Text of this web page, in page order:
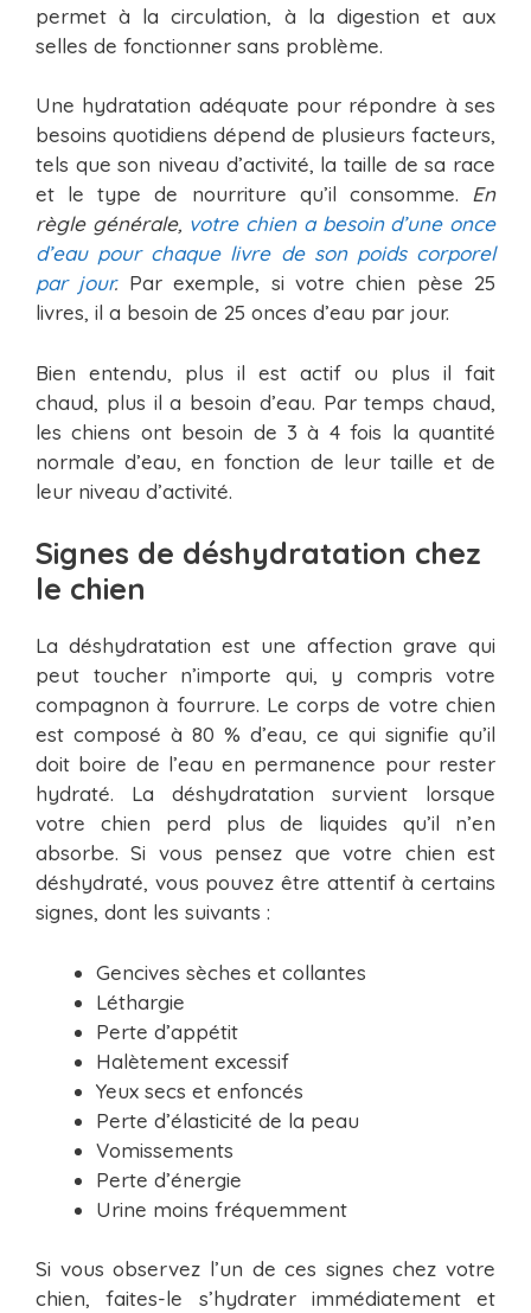
permet à la circulation, à la digestion et aux
selles de fonctionner sans problème.
Une hydratation adéquate pour répondre à ses
besoins quotidiens dépend de plusieurs facteurs,
tels que son niveau d’activité, la taille de sa race
et le type de nourriture qu’il consomme. En
règle générale, votre chien a besoin d’une once
d’eau pour chaque livre de son poids corporel
par jour.Par exemple, si votre chien pèse 25
livres, il a besoin de 25 onces d’eau par jour.
Bien entendu, plus il est actif ou plus il fait
chaud, plus il a besoin d’eau. Par temps chaud,
les chiens ont besoin de 3 à 4 fois la quantité
normale d’eau, en fonction de leur taille et de
leur niveau d’activité.
Signes de déshydratation chez
le chien
La déshydratation est une affection grave qui
peut toucher n’importe qui, y compris votre
compagnon à fourrure. Le corps de votre chien
est composé à 80 % d’eau, ce qui signifie qu’il
doit boire de l’eau en permanence pour rester
hydraté. La déshydratation survient lorsque
votre chien perd plus de liquides qu’il n’en
absorbe. Si vous pensez que votre chien est
déshydraté, vous pouvez être attentif à certains
signes, dont les suivants :
Gencives sèches et collantes
Léthargie
Perte d’appétit
Halètement excessif
Yeux secs et enfoncés
Perte d’élasticité de la peau
Vomissements
Perte d’énergie
Urine moins fréquemment
Si vous observez l’un de ces signes chez votre
chien, faites-le s’hydrater immédiatement et